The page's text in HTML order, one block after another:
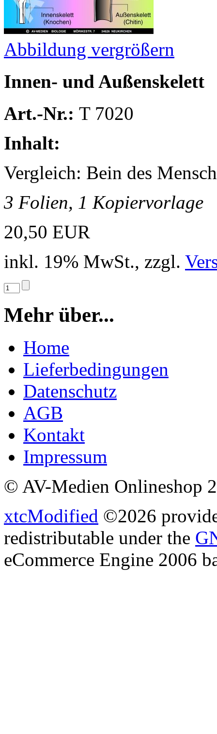
Abbildung vergrößern
Innen- und Außenskelett
Art.-Nr.: T 7020
Inhalt:
Vergleich: Bein des
3 Folien, 1 Kopiervorlage
20,50 EUR
inkl. 19% MwSt., zzgl.
Mehr über...
Home
Lieferbedingungen
Datenschutz
AGB
Kontakt
Impressum
© AV-Medien Onlineshop
xtcModified ©2026
redistributable under the
eCommerce Engine 2006